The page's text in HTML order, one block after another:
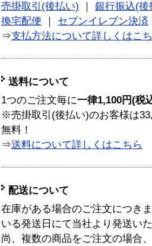
売掛取引(後払い)
銀行振込(後
換宅配便
セブンイレブン決済
⇒支払方法について詳しくはこ
送料について
1つのご注文毎に一律1,100円(税
※売掛取引(後払い)のお客様は
無料！
⇒送料について詳しくはこちら
配送について
在庫がある場合のご注文につき
いる発送日にて当社より発送い
尚、複数の商品をご注文の場合